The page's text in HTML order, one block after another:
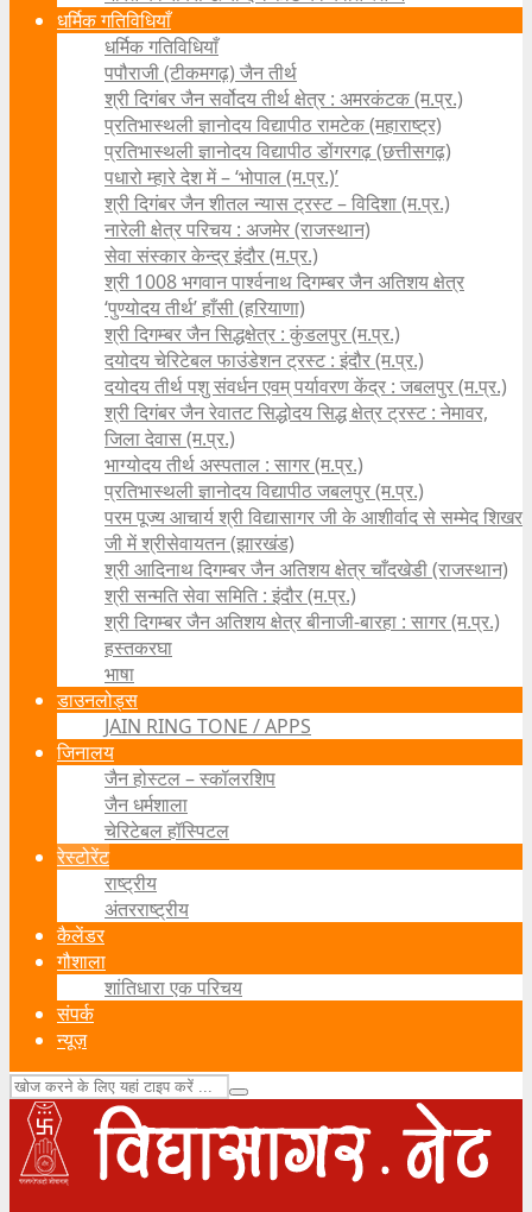
धर्मिक गतिविधियाँ
धर्मिक गतिविधियाँ
पपौराजी (टीकमगढ़) जैन तीर्थ
श्री दिगंबर जैन सर्वोदय तीर्थ क्षेत्र : अमरकंटक (म.प्र.)
प्रतिभास्थली ज्ञानोदय विद्यापीठ रामटेक (महाराष्ट्र)
प्रतिभास्थली ज्ञानोदय विद्यापीठ डोंगरगढ़ (छत्तीसगढ़)
पधारो म्हारे देश में – ‘भोपाल (म.प्र.)’
श्री दिगंबर जैन शीतल न्यास ट्रस्ट – विदिशा (म.प्र.)
नारेली क्षेत्र परिचय : अजमेर (राजस्थान)
सेवा संस्कार केन्द्र इंदौर (म.प्र.)
श्री 1008 भगवान पार्श्वनाथ दिगम्बर जैन अतिशय क्षे‍त्र
‘पुण्योदय तीर्थ’ हाँसी (हरियाणा)
श्री दिगम्बर जैन सिद्धक्षेत्र : कुंडलपुर (म.प्र.)
दयोदय चेरिटेबल फाउंडेशन ट्रस्ट : इंदौर (म.प्र.)
दयोदय तीर्थ पशु संवर्धन एवम्‌ पर्यावरण केंद्र : जबलपुर (म.प्र.)
श्री दिगंबर जैन रेवातट सिद्धोदय सिद्ध क्षेत्र ट्रस्ट : नेमावर,
जिला देवास (म.प्र.)
भाग्योदय तीर्थ अस्पताल : सागर (म.प्र.)
प्रतिभास्थली ज्ञानोदय विद्यापीठ जबलपुर (म.प्र.)
परम पूज्य आचार्य श्री विद्यासागर जी के आशीर्वाद से सम्मेद शिखर
जी में श्रीसेवायतन (झारखंड)
श्री आदिनाथ दिगम्बर जैन अतिशय क्षेत्र चाँदखेडी (राजस्थान)
श्री सन्मति सेवा समिति : इंदौर (म.प्र.)
श्री दिगम्बर जैन अतिशय क्षेत्र बीनाजी-बारहा : सागर (म.प्र.)
हस्तकरघा
भाषा
डाउनलोड्स
JAIN RING TONE / APPS
जिनालय
जैन होस्टल – स्कॉलरशिप
जैन धर्मशाला
चेरिटेबल हॉस्पिटल
रेस्टोरेंट
राष्ट्रीय
अंतरराष्ट्रीय
कैलेंडर
गौशाला
शांतिधारा एक परिचय
संपर्क
न्यूज़